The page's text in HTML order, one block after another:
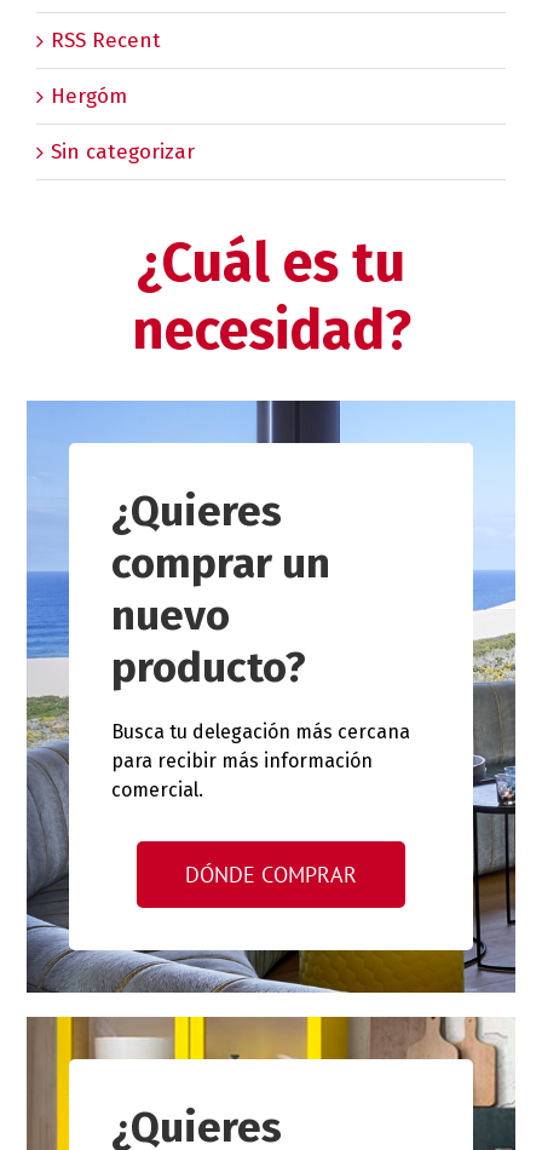
RSS Recent
Hergóm
Sin categorizar
¿Cuál es tu
necesidad?
¿Quieres
comprar un
nuevo
producto?
Busca tu delegación más cercana
para recibir más información
comercial.
DÓNDE COMPRAR
¿Quieres